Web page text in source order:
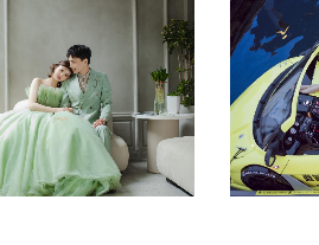
綠光森林
覽攝影作品